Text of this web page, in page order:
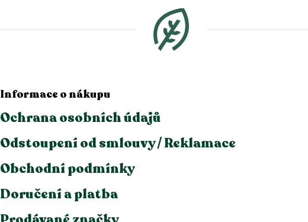
Informace o nákupu
Ochrana osobních údajů
Odstoupení od smlouvy / Reklamace
Obchodní podmínky
Doručení a platba